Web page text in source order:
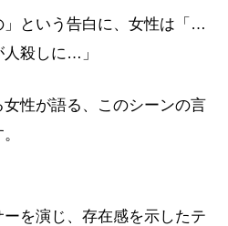
」という告白に、女性は「…
殺しに…」
性が語る、このシーンの言
を演じ、存在感を示したテ